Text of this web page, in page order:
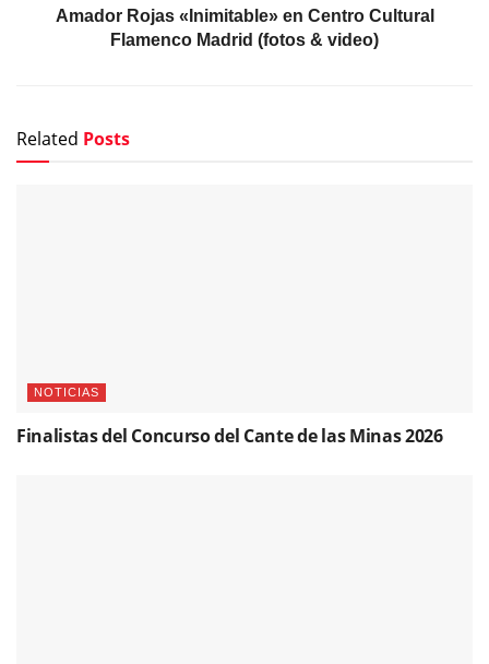
Amador Rojas «Inimitable» en Centro Cultural
Flamenco Madrid (fotos & video)
Related Posts
NOTICIAS
Finalistas del Concurso del Cante de las Minas 2026